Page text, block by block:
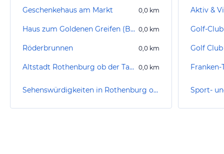
Geschenkehaus am Markt 0,0 km
Haus zum Goldenen Greifen (Bürgermeister Toppler Haus) 0,0 km
Röderbrunnen 0,0 km
Altstadt Rothenburg ob der Tauber 0,0 km
Sehenswürdigkeiten in Rothenburg ob der Tauber
Golf-